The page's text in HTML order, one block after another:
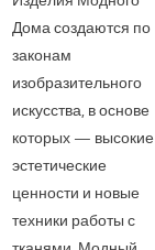
Дома создаются по
законам
изобразительного
искусства, в основе
которых — высокие
эстетические
ценности и новые
техники работы с